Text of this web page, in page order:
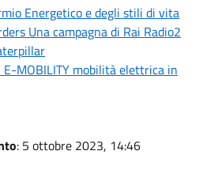
Energetico e degli stili di vita
Una campagna di Rai Radio2
E-MOBILITY mobilità elettrica in
: 5 ottobre 2023, 14:46